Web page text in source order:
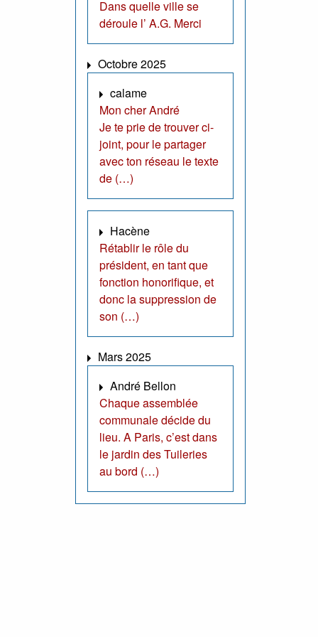
Dans quelle ville se
déroule l’ A.G. Merci
Octobre 2025
calame
Mon cher André
Je te prie de trouver ci-
joint, pour le partager
avec ton réseau le texte
de (…)
Hacène
Rétablir le rôle du
président, en tant que
fonction honorifique, et
donc la suppression de
son (…)
Mars 2025
André Bellon
Chaque assemblée
communale décide du
lieu. A Paris, c’est dans
le jardin des Tuileries
au bord (…)